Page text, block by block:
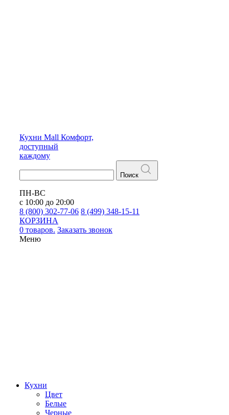
Кухни Mall Комфорт,
доступный
каждому
Поиск
ПН-ВС
с 10:00 до 20:00
8 (800) 302-77-06 8 (499) 348-15-11
КОРЗИНА
0 товаров. Заказать звонок
Меню
Кухни
Цвет
Белые
Черные